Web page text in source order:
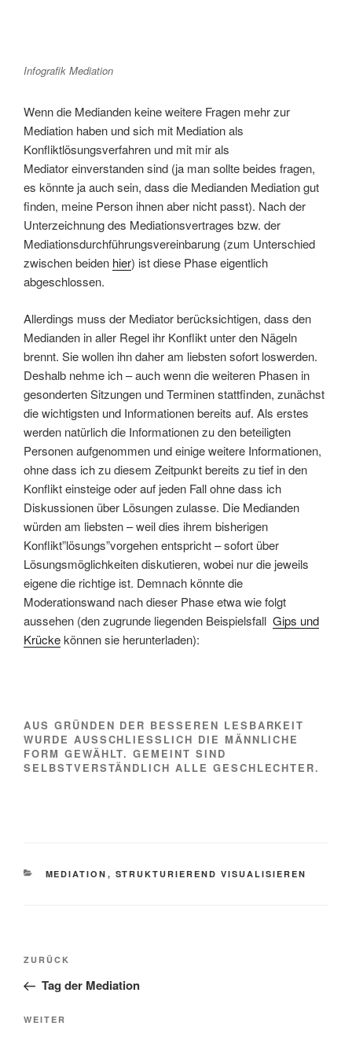
Infografik Mediation
Wenn die Medianden keine weitere Fragen mehr zur
Mediation haben und sich mit Mediation als
Konfliktlösungsverfahren und mit mir als
Mediator einverstanden sind (ja man sollte beides fragen,
es könnte ja auch sein, dass die Medianden Mediation gut
finden, meine Person ihnen aber nicht passt). Nach der
Unterzeichnung des Mediationsvertrages bzw. der
Mediationsdurchführungsvereinbarung (zum Unterschied
zwischen beiden hier) ist diese Phase eigentlich
abgeschlossen.
Allerdings muss der Mediator berücksichtigen, dass den
Medianden in aller Regel ihr Konflikt unter den Nägeln
brennt. Sie wollen ihn daher am liebsten sofort loswerden.
Deshalb nehme ich – auch wenn die weiteren Phasen in
gesonderten Sitzungen und Terminen stattfinden, zunächst
die wichtigsten und Informationen bereits auf. Als erstes
werden natürlich die Informationen zu den beteiligten
Personen aufgenommen und einige weitere Informationen,
ohne dass ich zu diesem Zeitpunkt bereits zu tief in den
Konflikt einsteige oder auf jeden Fall ohne dass ich
Diskussionen über Lösungen zulasse. Die Medianden
würden am liebsten – weil dies ihrem bisherigen
Konflikt”lösungs”vorgehen entspricht – sofort über
Lösungsmöglichkeiten diskutieren, wobei nur die jeweils
eigene die richtige ist. Demnach könnte die
Moderationswand nach dieser Phase etwa wie folgt
aussehen (den zugrunde liegenden Beispielsfall Gips und
Krückekönnen sie herunterladen):
AUS GRÜNDEN DER BESSEREN LESBARKEIT
WURDE AUSSCHLIESSLICH DIE MÄNNLICHE F
ORM GEWÄHLT. GEMEINT SIND S
ELBSTVERSTÄNDLICH ALLE GESCHLECHTER.
KATEGORIEN
MEDIATION , STRUKTURIEREND VISUALISIEREN
Beitragsnavigation
Vorheriger
Beitrag
ZURÜCK
Tag der Mediation
Nächster
WEITER